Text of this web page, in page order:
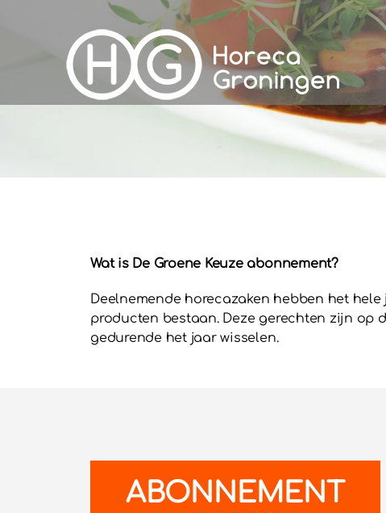
Wat is De Groene Keuze abonnement?
Deelnemende horecazaken hebben het
producten bestaan. Deze gerechten zijn op
gedurende het jaar wisselen.
ABONNEMENT